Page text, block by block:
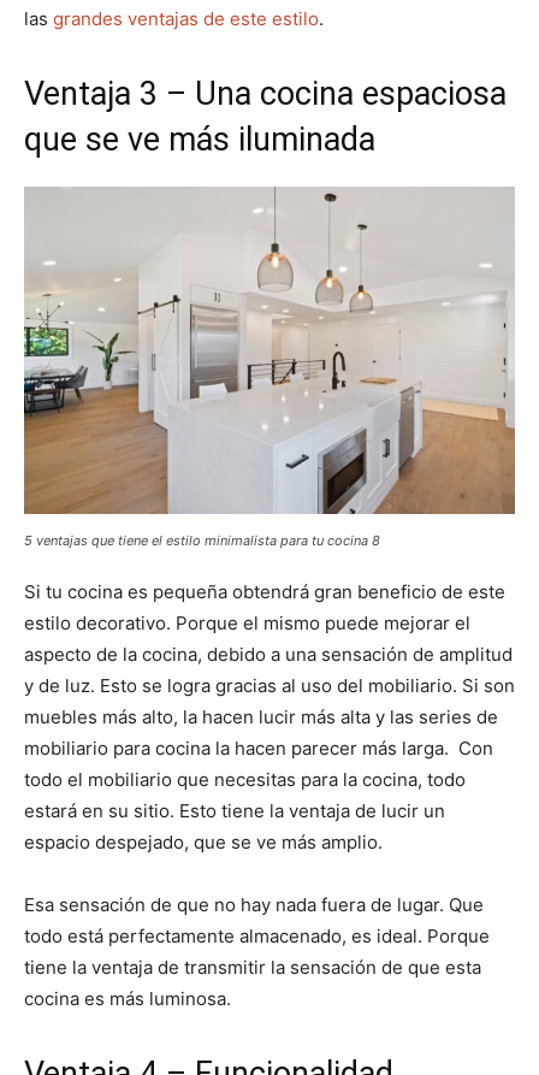
las grandes ventajas de este estilo.
Ventaja 3 – Una cocina espaciosa
que se ve más iluminada
5 ventajas que tiene el estilo minimalista para tu cocina 8
Si tu cocina es pequeña obtendrá gran beneficio de este
estilo decorativo. Porque el mismo puede mejorar el
aspecto de la cocina, debido a una sensación de amplitud
y de luz. Esto se logra gracias al uso del mobiliario. Si son
muebles más alto, la hacen lucir más alta y las series de
mobiliario para cocina la hacen parecer más larga. Con
todo el mobiliario que necesitas para la cocina, todo
estará en su sitio. Esto tiene la ventaja de lucir un
espacio despejado, que se ve más amplio.
Esa sensación de que no hay nada fuera de lugar. Que
todo está perfectamente almacenado, es ideal. Porque
tiene la ventaja de transmitir la sensación de que esta
cocina es más luminosa.